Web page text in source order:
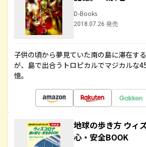
D-Books
2018.07.26 発売
子供の頃から夢見ていた南の島に滞在す
が、島で出合うトロピカルでマジカルな
憶。
地球の歩き方 ウィ
心・安全BOOK